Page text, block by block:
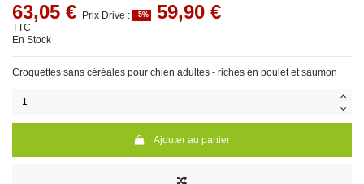
63,05 € Prix Drive : -5% 59,90 €
TTC
En Stock
Croquettes sans céréales pour chien adultes - riches en poulet et saumon
Ajouter au panier